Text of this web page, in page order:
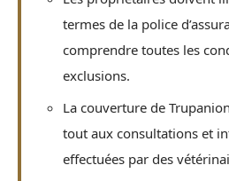
termes de la police
comprendre toutes les
exclusions.
La couverture de
tout aux consultations et
effectuées par des